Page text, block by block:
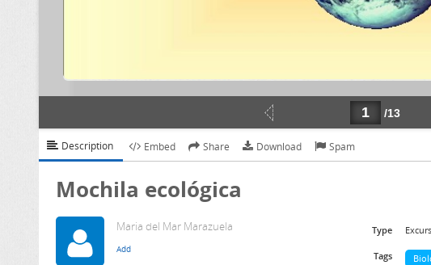
Description Embed Share Download Spam
Mochila ecológica
Maria del Mar Marazuela Type
Tags